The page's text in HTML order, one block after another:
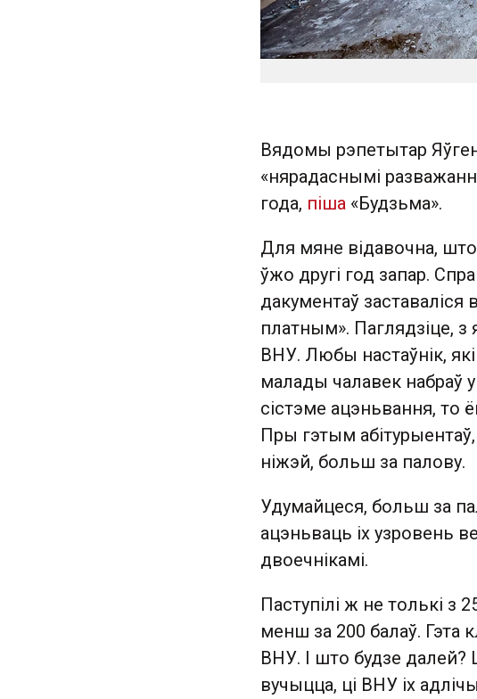
Вядомы рэпетытар
«нярадаснымі
года, піша «Будзьма».
Для мяне відавочна,
ўжо другі год запар.
дакументаў
платным». Паглядзіце, з
ВНУ. Любы настаўнік,
малады чалавек набраў
сістэме ацэньвання, то
Пры гэтым абітурыентаў,
ніжэй, больш за палову.
Удумайцеся, больш за
ацэньваць іх узровень
двоечнікамі.
Паступілі ж не толькі з
менш за 200 балаў. Гэта
ВНУ. І што будзе далей?
вучыцца, ці ВНУ іх